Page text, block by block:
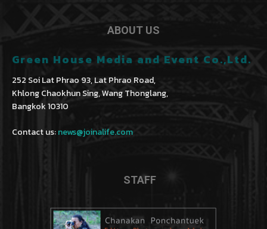
ABOUT US
Green House Media and Event Co.,Ltd.
252 Soi Lat Phrao 93, Lat Phrao Road,
Khlong Chaokhun Sing, Wang Thonglang,
Bangkok 10310
Contact us:news@joinalife.com
STAFF